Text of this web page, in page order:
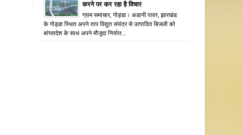
करने पर कर रहा है विचार
ग्राम समाचार, गोड्डा। अडानी पावर, झारखंड
के गोड्डा स्थित अपने ताप विद्युत संयंत्र से उत्पादित बिजली को
बांग्लादेश के साथ अपने मौजूदा निर्यात...